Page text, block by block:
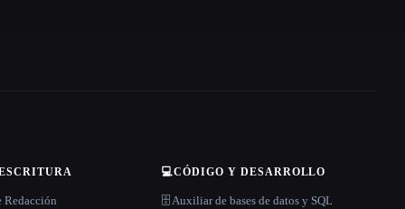
💻CÓDIGO Y DESARROLLO
🗄️ Auxiliar de bases de datos y SQL